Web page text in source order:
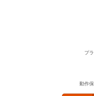
プ
動作